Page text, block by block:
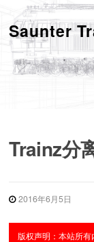
Saunter
Trainz分
2016年6月5日
版权声明：本站所